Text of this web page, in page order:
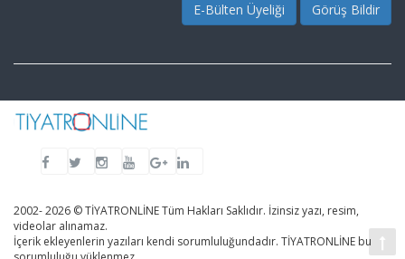
E-Bülten Üyeliği Görüş Bildir
2002- 2026 © TİYATRONLİNE Tüm Hakları Saklıdır. İzinsiz yazı, resim,
videolar alınamaz.
İçerik ekleyenlerin yazıları kendi sorumluluğundadır. TİYATRONLİNE bu